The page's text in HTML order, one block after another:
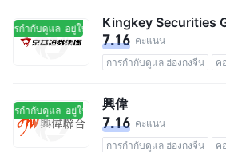
ารกำกับดูแล อยู่ในการกำกับดูแลKingkey Securities
7.16 คะแนน
การกำกับดูแล ฮ่องกงจีน
ค
ารกำกับดูแล อยู่ในการกำกับดูแล
興偉
7.16 คะแนน
การกำกับดูแล ฮ่องกงจีน
ค